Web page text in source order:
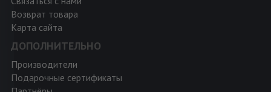
Возврат товара
Карта сайта
ДОПОЛНИТЕЛЬНО
Производители
Подарочные сертификаты